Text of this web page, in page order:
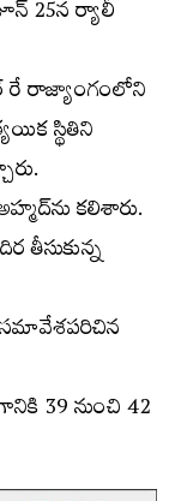
25న ర్యాలీ
రే రాజ్యాంగంలోని
స్థితిని
కలిశారు.
తీసుకున్న
సమావేశపరిచిన
39 నుంచి 42